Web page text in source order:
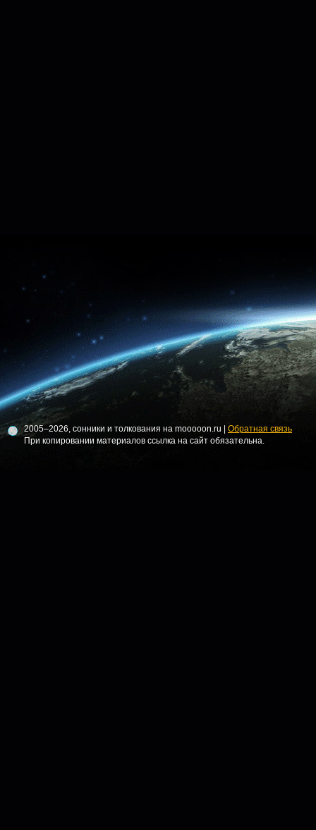
2005–2026, сонники и толкования на mooooon.ru | Обратная связь
При копировании материалов ссылка на сайт обязательна.